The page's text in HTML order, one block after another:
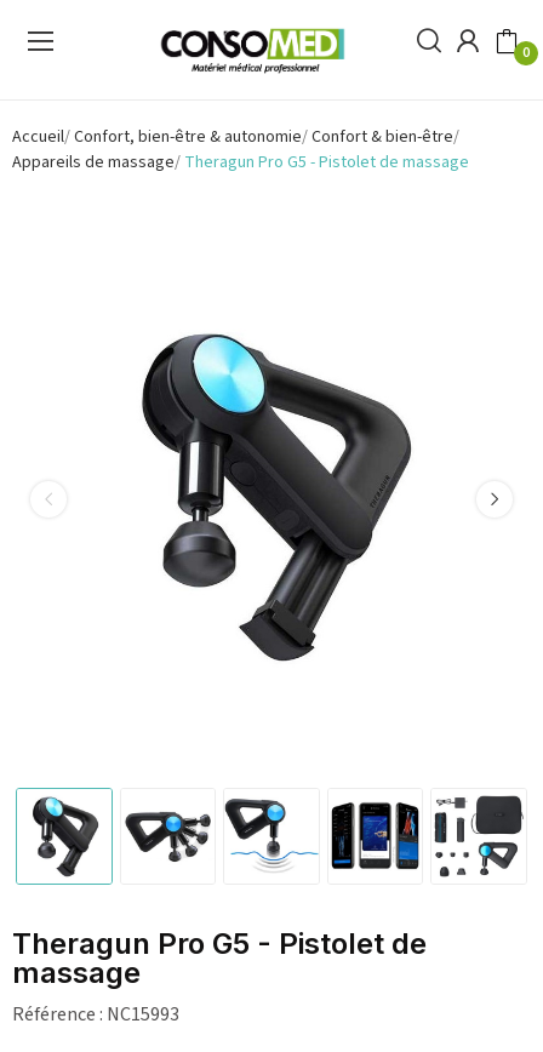
0
Accueil Confort, bien-être & autonomie Confort & bien-être
Appareils de massage Theragun Pro G5 - Pistolet de massage
Theragun Pro G5 - Pistolet de
massage
Référence : NC15993